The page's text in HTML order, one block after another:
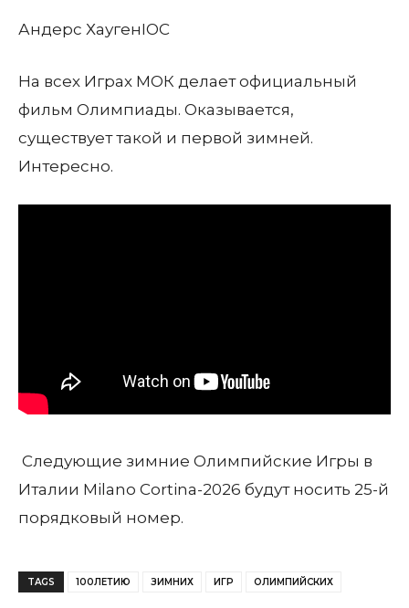
Андерс ХаугенIOC
На всех Играх МОК делает официальный
фильм Олимпиады. Оказывается,
существует такой и первой зимней.
Интересно.
Следующие зимние Олимпийские Игры в
Италии Milano Cortina-2026 будут носить 25-й
порядковый номер.
TAGS 100ЛЕТИЮ ЗИМНИХ ИГР ОЛИМПИЙСКИХ